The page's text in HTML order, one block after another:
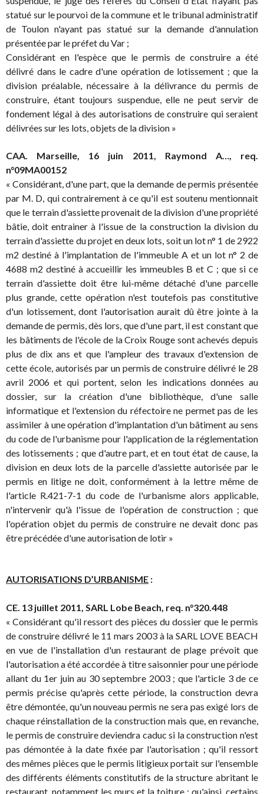
statué sur le pourvoi de la commune et le tribunal administratif
de Toulon n'ayant pas statué sur la demande d'annulation
présentée par le préfet du Var ;
Considérant en l'espèce que le permis de construire a été
délivré dans le cadre d'une opération de lotissement ; que la
division préalable, nécessaire à la délivrance du permis de
construire, étant toujours suspendue, elle ne peut servir de
fondement légal à des autorisations de construire qui seraient
délivrées sur les lots, objets de la division »
CAA. Marseille, 16 juin 2011, Raymond A…, req.
n°09MA00152
« Considérant, d'une part, que la demande de permis présentée
par M. D, qui contrairement à ce qu'il est soutenu mentionnait
que le terrain d'assiette provenait de la division d'une propriété
bâtie, doit entrainer à l'issue de la construction la division du
terrain d'assiette du projet en deux lots, soit un lot n° 1 de 2922
m2 destiné à l'implantation de l'immeuble A et un lot n° 2 de
4688 m2 destiné à accueillir les immeubles B et C ; que si ce
terrain d'assiette doit être lui-même détaché d'une parcelle
plus grande, cette opération n'est toutefois pas constitutive
d'un lotissement, dont l'autorisation aurait dû être jointe à la
demande de permis, dès lors, que d'une part, il est constant que
les bâtiments de l'école de la Croix Rouge sont achevés depuis
plus de dix ans et que l'ampleur des travaux d'extension de
cette école, autorisés par un permis de construire délivré le 28
avril 2006 et qui portent, selon les indications données au
dossier, sur la création d'une bibliothèque, d'une salle
informatique et l'extension du réfectoire ne permet pas de les
assimiler à une opération d'implantation d'un bâtiment au sens
du code de l'urbanisme pour l'application de la réglementation
des lotissements ; que d'autre part, et en tout état de cause, la
division en deux lots de la parcelle d'assiette autorisée par le
permis en litige ne doit, conformément à la lettre même de
l'article R.421-7-1 du code de l'urbanisme alors applicable,
n'intervenir qu'à l'issue de l'opération de construction ; que
l'opération objet du permis de construire ne devait donc pas
être précédée d'une autorisation de lotir »
AUTORISATIONS D’URBANISME :
CE. 13 juillet 2011, SARL Lobe Beach, req. n°320.448
« Considérant qu'il ressort des pièces du dossier que le permis
de construire délivré le 11 mars 2003 à la SARL LOVE BEACH
en vue de l'installation d'un restaurant de plage prévoit que
l'autorisation a été accordée à titre saisonnier pour une période
allant du 1er juin au 30 septembre 2003 ; que l'article 3 de ce
permis précise qu'après cette période, la construction devra
être démontée, qu'un nouveau permis ne sera pas exigé lors de
chaque réinstallation de la construction mais que, en revanche,
le permis de construire deviendra caduc si la construction n'est
pas démontée à la date fixée par l'autorisation ; qu'il ressort
des mêmes pièces que le permis litigieux portait sur l'ensemble
des différents éléments constitutifs de la structure abritant le
restaurant, notamment les murs et la toiture ; qu'ainsi, certains